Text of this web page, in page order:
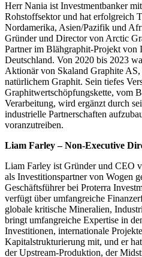
Herr Nania ist Investmentbanker
Rohstoffsektor und hat erfolgreich
Nordamerika, Asien/Pazifik und
Gründer und Director von Arctic
Partner im Blähgraphit-Projekt von
Deutschland. Von 2020 bis 2023
Aktionär von Skaland Graphite
natürlichem Graphit. Sein tiefes
Graphitwertschöpfungskette, vom
Verarbeitung, wird ergänzt durch
industrielle Partnerschaften
voranzutreiben.
Liam Farley – Non-Executive
Liam Farley ist Gründer und CEO
als Investitionspartner von Wogen
Geschäftsführer bei Proterra
verfügt über umfangreiche
globale kritische Mineralien,
bringt umfangreiche Expertise in
Investitionen, internationale
Kapitalstrukturierung mit, und er
der Upstream-Produktion, der